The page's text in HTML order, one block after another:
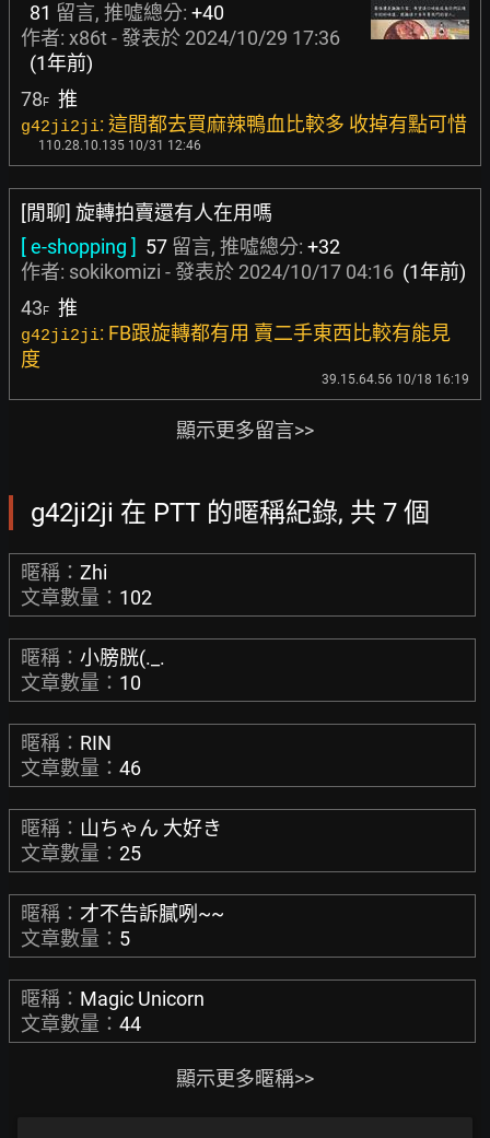
81 留言, 推噓總分: +40
作者: x86t- 發表於 2024/10/29 17:36
(1年前)
78F 推
g42ji2ji: 這間都去買麻辣鴨血比較多 收掉有點可惜
110.28.10.135 10/31 12:46
[閒聊] 旋轉拍賣還有人在用嗎
[ e-shopping ] 57 留言, 推噓總分: +32
作者: sokikomizi - 發表於 2024/10/17 04:16 (1年前)
43F 推
g42ji2ji: FB跟旋轉都有用 賣二手東西比較有能見
度
39.15.64.56 10/18 16:19
顯示更多留言>>
g42ji2ji 在 PTT 的暱稱紀錄, 共 7 個
暱稱： Zhi
文章數量： 102
暱稱： 小膀胱(._.
文章數量： 10
暱稱： RIN
文章數量： 46
暱稱： 山ちゃん 大好き
文章數量： 25
暱稱： 才不告訴膩咧~~
文章數量： 5
暱稱： Magic Unicorn
文章數量： 44
顯示更多暱稱>>